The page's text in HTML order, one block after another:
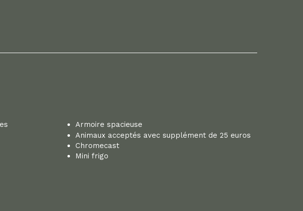
Armoire spacieuse
Animaux acceptés avec supplément de 25 euros
Chromecast
Mini frigo